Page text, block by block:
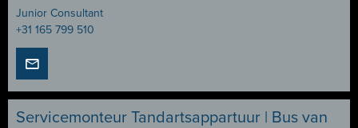
Junior Consultant
+31 165 799 510
Servicemonteur Tandartsappartuur | Bus van